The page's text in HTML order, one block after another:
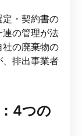
定・契約書の
の管理が法
の廃棄物の
排出事業者
4つの